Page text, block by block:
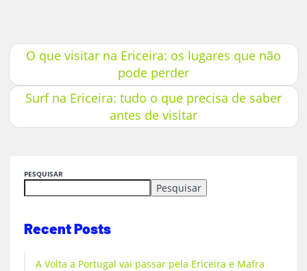
O que visitar na Ericeira: os lugares que não
pode perder
Surf na Ericeira: tudo o que precisa de saber
antes de visitar
PESQUISAR
Pesquisar
Recent Posts
A Volta a Portugal vai passar pela Ericeira e Mafra